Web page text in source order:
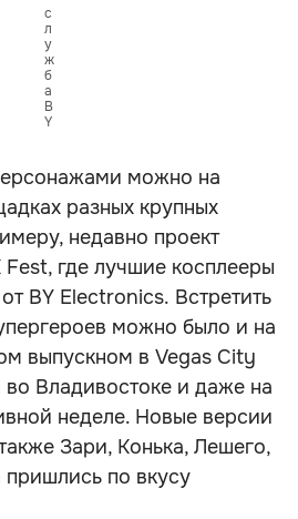
с
л
у
ж
б
а
B
Y
можно на
разных крупных
недавно проект
Fest, где лучшие косплееры
BY Electronics. Встретить
можно было и на
выпускном в Vegas City
во Владивостоке и даже на
неделе. Новые версии
Зари, Конька, Лешего,
по вкусу